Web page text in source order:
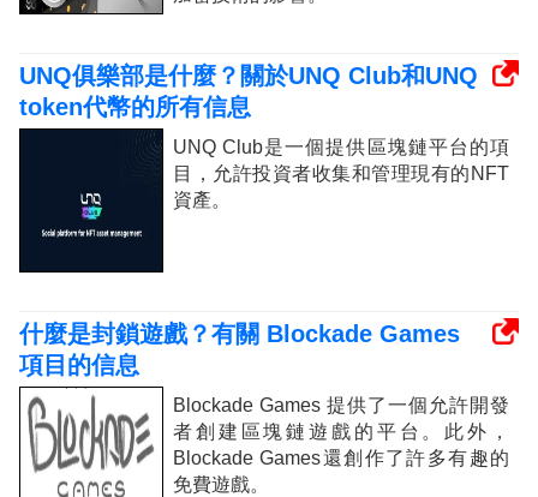
UNQ俱樂部是什麼？關於UNQ Club和UNQ
token代幣的所有信息
UNQ Club是一個提供區塊鏈平台的項
目，允許投資者收集和管理現有的NFT
資產。
什麼是封鎖遊戲？有關 Blockade Games
項目的信息
Blockade Games 提供了一個允許開發
者創建區塊鏈遊戲的平台。此外，
Blockade Games還創作了許多有趣的
免費遊戲。